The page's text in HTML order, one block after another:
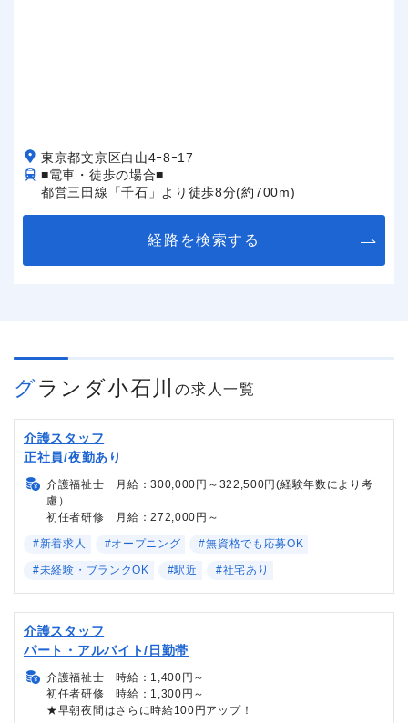
東京都文京区白山4ｰ8ｰ17
■電車・徒歩の場合■
都営三田線「千石」より徒歩8分(約700m)
経路を検索する
グランダ小石川の求人一覧
介護スタッフ
正社員/夜勤あり
介護福祉士 月給：300,000円～322,500円(経験年数により考
慮）
初任者研修 月給：272,000円～
#新着求人 #オープニング #無資格でも応募OK
#未経験・ブランクOK #駅近 #社宅あり
介護スタッフ
パート・アルバイト/日勤帯
介護福祉士 時給：1,400円～
初任者研修 時給：1,300円～
★早朝夜間はさらに時給100円アップ！